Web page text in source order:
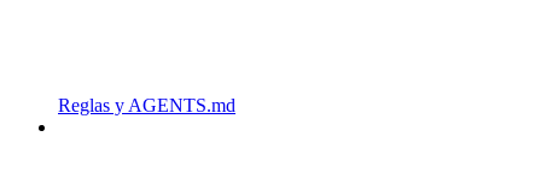
Reglas y AGENTS.md